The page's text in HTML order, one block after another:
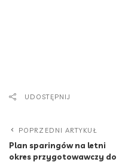
UDOSTĘPNIJ
POPRZEDNI ARTYKUŁ
Plan sparingów na letni
okres przygotowawczy do